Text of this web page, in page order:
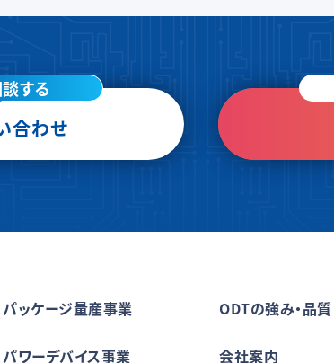
する
合わせ
パッケージ量産事業
パワーデバイス事業
ODTの強み・品質
会社案内